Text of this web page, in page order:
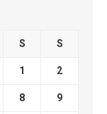
S S
1 2
8 9